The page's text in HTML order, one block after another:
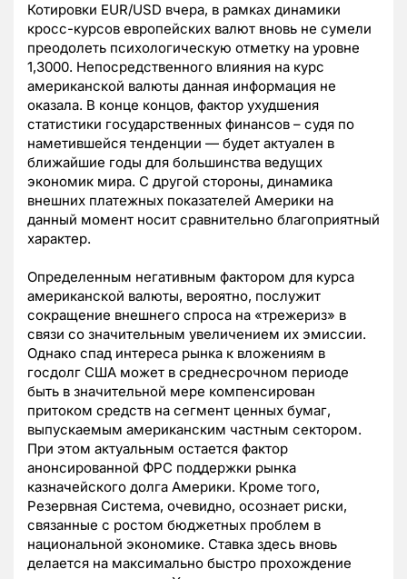
Котировки EUR/USD вчера, в рамках динамики
кросс-курсов европейских валют вновь не сумели
преодолеть психологическую отметку на уровне
1,3000. Непосредственного влияния на курс
американской валюты данная информация не
оказала. В конце концов, фактор ухудшения
статистики государственных финансов – судя по
наметившейся тенденции — будет актуален в
ближайшие годы для большинства ведущих
экономик мира. С другой стороны, динамика
внешних платежных показателей Америки на
данный момент носит сравнительно благоприятный
характер.
Определенным негативным фактором для курса
американской валюты, вероятно, послужит
сокращение внешнего спроса на «трежериз» в
связи со значительным увеличением их эмиссии.
Однако спад интереса рынка к вложениям в
госдолг США может в среднесрочном периоде
быть в значительной мере компенсирован
притоком средств на сегмент ценных бумаг,
выпускаемым американским частным сектором.
При этом актуальным остается фактор
анонсированной ФРС поддержки рынка
казначейского долга Америки. Кроме того,
Резервная Система, очевидно, осознает риски,
связанные с ростом бюджетных проблем в
национальной экономике. Ставка здесь вновь
делается на максимально быстро прохождение